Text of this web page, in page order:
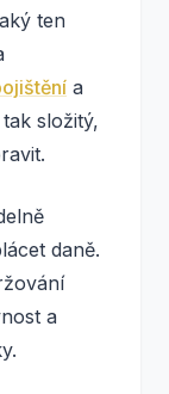
ten
a
složitý,
daně.
a